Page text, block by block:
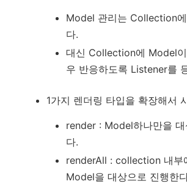
Model 관리는 Collection
다.
대신 Collection에 Model
우 반응하도록 Listener를
1가지 렌더링 타입을 확장해서
render : Model하나만을
다.
renderAll : collection 내부
Model을 대상으로 진행한